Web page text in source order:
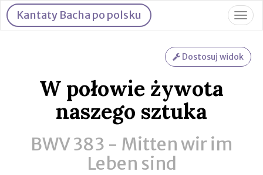
Kantaty Bacha po polsku
W połowie żywota
naszego sztuka
BWV 383 - Mitten wir im
Leben sind
Dostosuj widok